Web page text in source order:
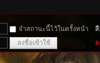
จำสถานะนี้ไว้ในครั้งหน้า
ลงชื่อเข้าใช้